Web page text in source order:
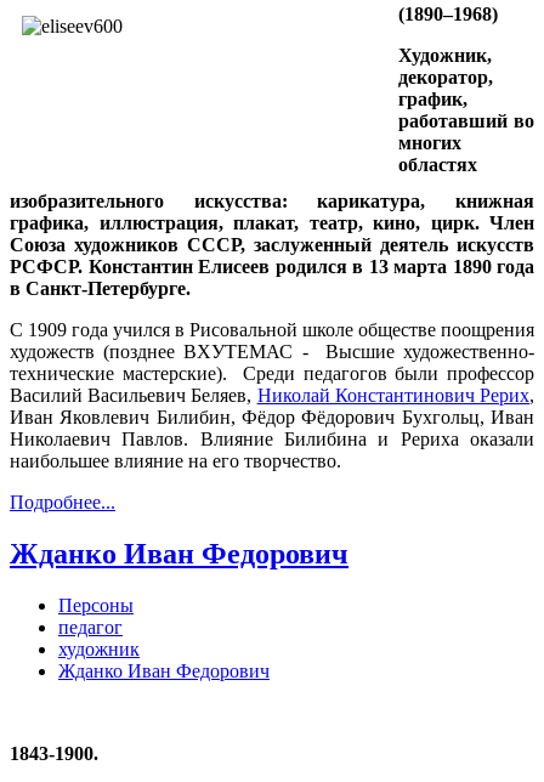
(1890–1968)
Художник,
декоратор,
график,
работавший во
многих
областях
изобразительного искусства: карикатура, книжная
графика, иллюстрация, плакат, театр, кино, цирк. Член
Союза художников СССР, заслуженный деятель искусств
РСФСР. Константин Елисеев родился в 13 марта 1890 года
в Санкт-Петербурге.
С 1909 года учился в Рисовальной школе обществе поощрения
художеств (позднее ВХУТЕМАС - Высшие художественно-
технические мастерские). Среди педагогов были профессор
Василий Васильевич Беляев, Николай Константинович Рерих,
Иван Яковлевич Билибин, Фёдор Фёдорович Бухгольц, Иван
Николаевич Павлов. Влияние Билибина и Рериха оказали
наибольшее влияние на его творчество.
Подробнее...
Жданко Иван Федорович
Персоны
педагог
художник
Жданко Иван Федорович
1843-1900.